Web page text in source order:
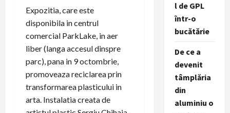
Expozitia, care este
disponibila in centrul
comercial ParkLake, in aer
liber (langa accesul dinspre
parc), pana in 9 octombrie,
promoveaza reciclarea prin
transformarea plasticului in
arta. Instalatia creata de
l de GPL
într-o
bucătărie
De ce a
devenit
tâmplăria
din
aluminiu o